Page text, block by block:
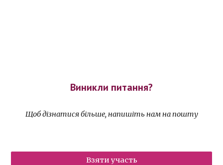
Виникли питання?
Щоб дізнатися більше, напишіть нам на пошту
Взяти участь